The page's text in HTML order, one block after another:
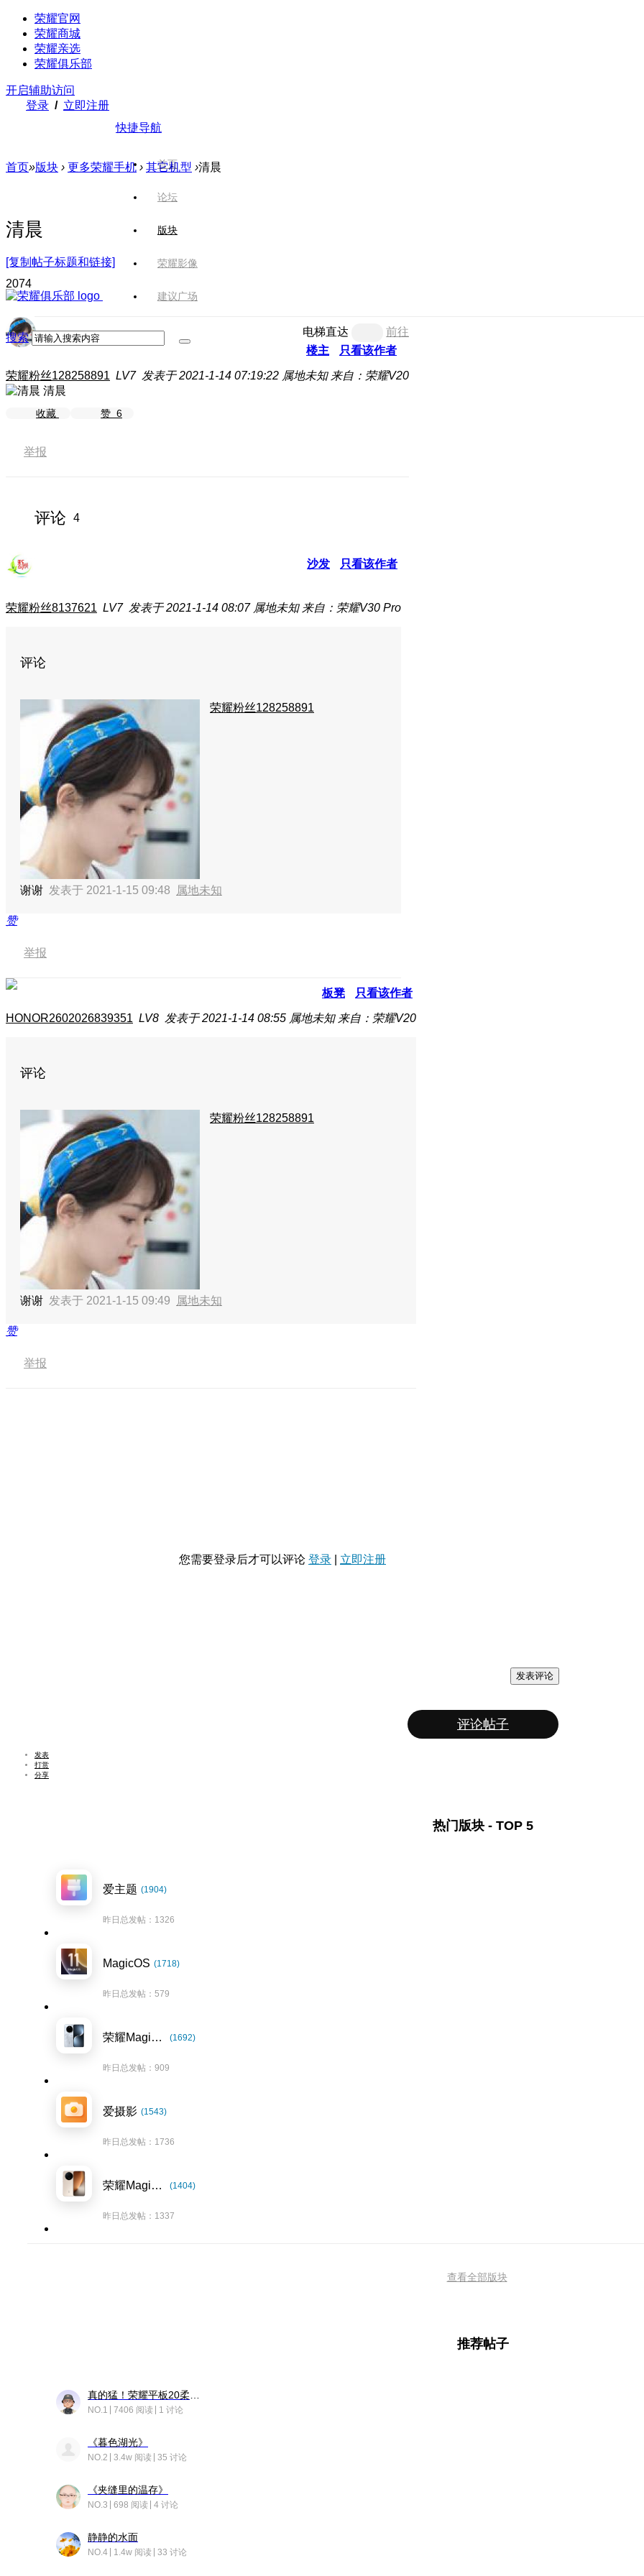
荣耀官网
荣耀商城
荣耀亲选
荣耀俱乐部
开启辅助访问
登录 / 立即注册
快捷导航
首页
论坛
版块
荣耀影像
建议广场
搜索
首页»版块 › 更多荣耀手机 › 其它机型 ›清晨
清晨
[复制帖子标题和链接]
2074
电梯直达
前往
楼主
只看该作者
荣耀粉丝128258891 LV7 发表于 2021-1-14 07:19:22 属地未知 来自：荣耀V20
清晨
收藏 赞 6
举报
评论 4
沙发 只看该作者
荣耀粉丝8137621 LV7 发表于 2021-1-14 08:07 属地未知 来自：荣耀V30 Pro
评论
荣耀粉丝128258891
谢谢 发表于 2021-1-15 09:48 属地未知
赞
举报
板凳 只看该作者
HONOR2602026839351 LV8 发表于 2021-1-14 08:55 属地未知 来自：荣耀V20
评论
荣耀粉丝128258891
谢谢 发表于 2021-1-15 09:49 属地未知
赞
举报
您需要登录后才可以评论 登录 立即注册
发表评论
评论帖子
发表
打赏
分享
热门版块 - TOP 5
爱主题 (1904)
昨日总发帖：1326
MagicOS (1718)
昨日总发帖：579
荣耀Magic7系列 (1692)
昨日总发帖：909
爱摄影 (1543)
昨日总发帖：1736
荣耀Magic8系列 (1404)
昨日总发帖：1337
查看全部版块
推荐帖子
NO.1 7406 阅读 1 讨论
《暮色湖光》
NO.2 3.4w 阅读 35 讨论
《夹缝里的温存》
NO.3 698 阅读 4 讨论
静静的水面
NO.4 1.4w 阅读 33 讨论